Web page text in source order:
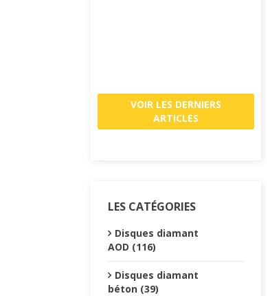
VOIR LES DERNIERS
ARTICLES
LES CATÉGORIES
Disques diamant
AOD (116)
Disques diamant
béton (39)